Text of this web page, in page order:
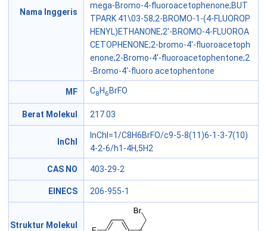
Nama Inggeris
mega-Bromo-4-fluoroacetophenone;BUT
TPARK 41\03-58;2-BROMO-1-(4-FLUOROP
HENYL)ETHANONE;2'-BROMO-4-FLUOROA
CETOPHENONE;2-bromo-4'-fluoroacetoph
enone;2-Bromo-4'-fluoroacetophentone;2
-Bromo-4'-fluoro acetophentone
MF C8 H 6 BrFO
Berat Molekul 217.03
InChI
InChI=1/C8H6BrFO/c9-5-8(11)6-1-3-7(10)
4-2-6/h1-4H,5H2
CAS NO 403-29-2
EINECS 206-955-1
Struktur Molekul